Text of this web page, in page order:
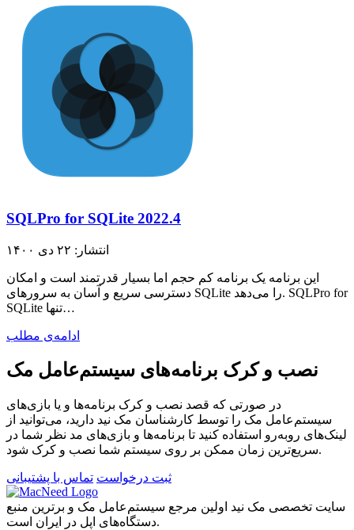
SQLPro for SQLite 2022.4
انتشار: ۲۲ دی ۱۴۰۰
این برنامه یک برنامه کم حجم اما بسیار قدرتمند است و امکان
دسترسی سریع و آسان به سرورهای SQLite را می‌دهد. SQLPro for
SQLite تنها…
ادامه‌ی مطلب
نصب و کرک برنامه‌های سیستم‌عامل مک
در صورتی که قصد نصب و کرک برنامه‌ها و یا بازی‌های
سیستم‌عامل مک را توسط کارشناسان مک نید دارید، می‌توانید از
لینک‌های رو‌به‌رو استفاده کنید تا برنامه‌ها و بازی‌های مد نظر شما در
سریع‌ترین زمان ممکن بر روی سیستم شما نصب و کرک شود.
ثبت درخواست تماس با پشتیبانی
سایت تخصصی مک نید اولین مرجع سیستم‌عامل مک و برترین منبع
دستگاه‌های اپل در ایران است.